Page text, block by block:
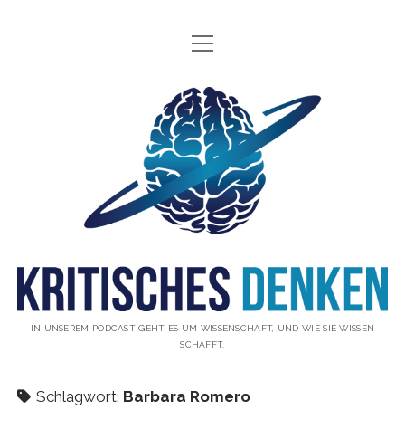
INFO
ÜBER UNS
WAS IST KRITISCHES DENKEN?
GÄSTE
THEMEN
UNTERSTÜTZUNG
KONTAKT
Menü
öffnen
Kritisches
Podcast
IN UNSEREM PODCAST GEHT ES UM WISSENSCHAFT, UND WIE SIE WISSEN
SCHAFFT.
Schlagwort: Barbara Romero